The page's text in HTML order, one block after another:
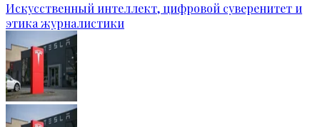
Искусственный интеллект, цифровой суверенитет и
этика журналистики